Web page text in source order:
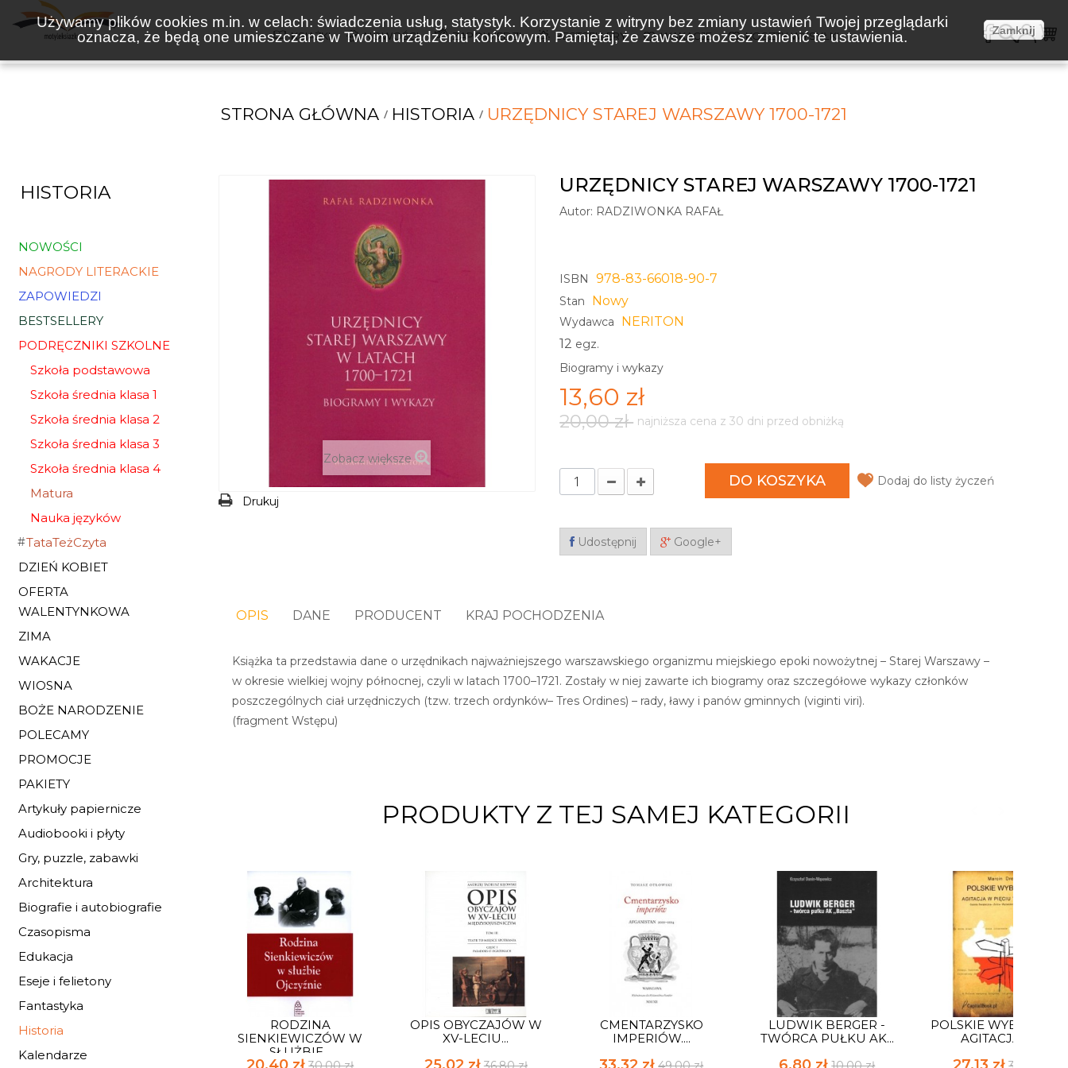
Używamy plików cookies m.in. w celach: świadczenia usług, statystyk. Korzystanie z witryny bez zmiany ustawień Twojej przeglądarki
oznacza, że będą one umieszczane w Twoim urządzeniu końcowym. Pamiętaj, że zawsze możesz zmienić te ustawienia.
Zamknij
KSIĄŻKI NOWOŚCI ZAPOWIEDZI BESTSELLERY WAKACJE KOSZTY WYSYŁKI
STRONA GŁÓWNA HISTORIA URZĘDNICY STAREJ WARSZAWY 1700-1721
HISTORIA
NOWOŚCI
NAGRODY LITERACKIE
ZAPOWIEDZI
BESTSELLERY
PODRĘCZNIKI SZKOLNE
Szkoła podstawowa
Szkoła średnia klasa 1
Szkoła średnia klasa 2
Szkoła średnia klasa 3
Szkoła średnia klasa 4
Matura
Nauka języków
TataTeżCzyta
DZIEŃ KOBIET
OFERTA
WALENTYNKOWA
ZIMA
WAKACJE
WIOSNA
BOŻE NARODZENIE
POLECAMY
PROMOCJE
PAKIETY
Artykuły papiernicze
Audiobooki i płyty
Gry, puzzle, zabawki
Architektura
Biografie i autobiografie
Czasopisma
Edukacja
Eseje i felietony
Fantastyka
Historia
Kalendarze
Zobacz większe
Drukuj
URZĘDNICY STAREJ WARSZAWY 1700-1721
Autor: RADZIWONKA RAFAŁ
ISBN 978-83-66018-90-7
Stan Nowy
Wydawca
NERITON
12 egz.
Biogramy i wykazy
13,60 zł
20,00 zł najniższa cena z 30 dni przed obniżką
DO KOSZYKA Dodaj do listy życzeń
Udostępnij Google+
OPIS DANE PRODUCENT KRAJ POCHODZENIA
Książka ta przedstawia dane o urzędnikach najważniejszego warszawskiego organizmu miejskiego epoki nowożytnej – Starej Warszawy –
w okresie wielkiej wojny północnej, czyli w latach 1700–1721. Zostały w niej zawarte ich biogramy oraz szczegółowe wykazy członków
poszczególnych ciał urzędniczych (tzw. trzech ordynków– Tres Ordines) – rady, ławy i panów gminnych (viginti viri).
(fragment Wstępu)
PRODUKTY Z TEJ SAMEJ KATEGORII
RODZINA
SIENKIEWICZÓW W
SŁUŻBIE...
OPIS OBYCZAJÓW W
XV-LECIU...
CMENTARZYSKO
IMPERIÓW....
LUDWIK BERGER -
TWÓRCA PUŁKU AK...
POLSKIE WYBORY
AGITACJA W...